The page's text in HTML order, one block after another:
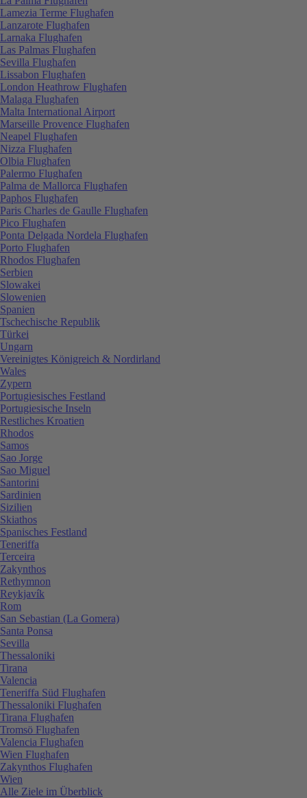
Lamezia Terme Flughafen
Lanzarote Flughafen
Larnaka Flughafen
Las Palmas Flughafen
Sevilla Flughafen
Lissabon Flughafen
London Heathrow Flughafen
Malaga Flughafen
Malta International Airport
Marseille Provence Flughafen
Neapel Flughafen
Nizza Flughafen
Olbia Flughafen
Palermo Flughafen
Palma de Mallorca Flughafen
Paphos Flughafen
Paris Charles de Gaulle Flughafen
Pico Flughafen
Ponta Delgada Nordela Flughafen
Porto Flughafen
Rhodos Flughafen
Serbien
Slowakei
Slowenien
Spanien
Tschechische Republik
Türkei
Ungarn
Vereinigtes Königreich & Nordirland
Wales
Zypern
Portugiesisches Festland
Portugiesische Inseln
Restliches Kroatien
Rhodos
Samos
Sao Jorge
Sao Miguel
Santorini
Sardinien
Sizilien
Skiathos
Spanisches Festland
Teneriffa
Terceira
Zakynthos
Rethymnon
Reykjavík
Rom
San Sebastian (La Gomera)
Santa Ponsa
Sevilla
Thessaloniki
Tirana
Valencia
Teneriffa Süd Flughafen
Thessaloniki Flughafen
Tirana Flughafen
Tromsö Flughafen
Valencia Flughafen
Wien Flughafen
Zakynthos Flughafen
Wien
Alle Ziele im Überblick